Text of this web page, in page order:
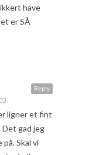
have
er SÅ
Reply
ligner et fint
gad jeg
Skal vi